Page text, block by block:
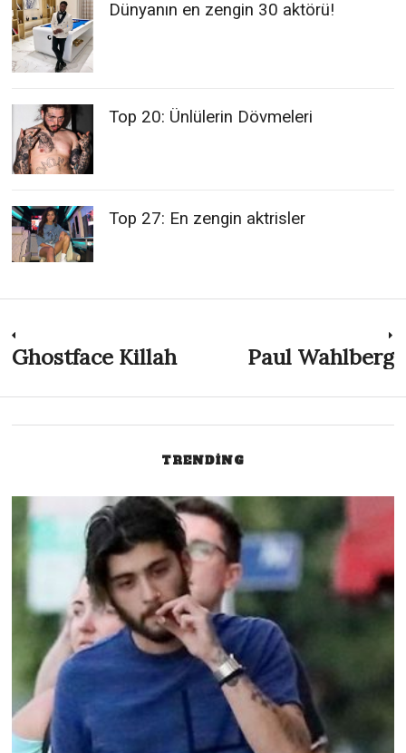
Dünyanın en zengin 30 aktörü!
Top 20: Ünlülerin Dövmeleri
Top 27: En zengin aktrisler
Post
navigation
Previous
Ghostface Killah Paul Wahlberg
TRENDING